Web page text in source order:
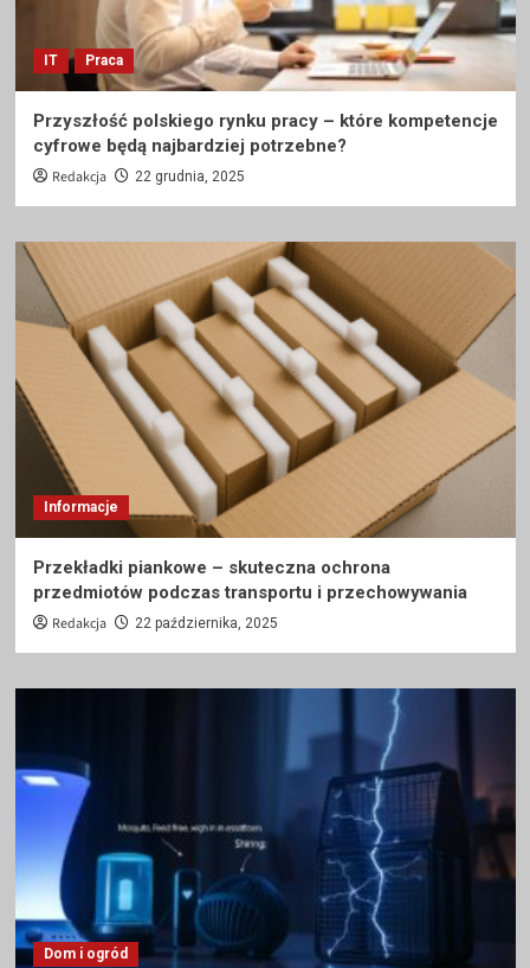
IT Praca
Przyszłość polskiego rynku pracy – które kompetencje
cyfrowe będą najbardziej potrzebne?
Redakcja 22 grudnia, 2025
Informacje
Przekładki piankowe – skuteczna ochrona
przedmiotów podczas transportu i przechowywania
Redakcja 22 października, 2025
Dom i ogród